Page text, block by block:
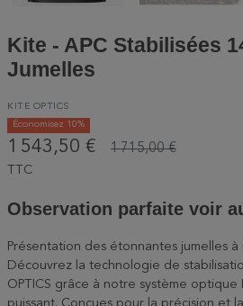
Kite - APC Stabilisées
Jumelles
KITE OPTICS
Économisez 10%
1 543,50 € 1 715,00 €
TTC
Observation parfaite voir
Présentation des étonnantes jumelles à
Découvrez la technologie de
OPTICS grâce à notre système optique